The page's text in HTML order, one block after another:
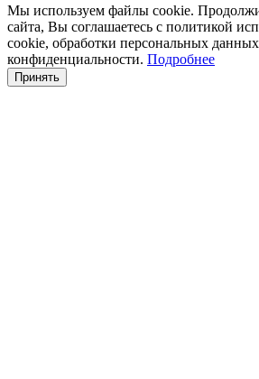
Мы используем файлы cookie.
сайта, Вы соглашаетесь с политикой
cookie, обработки персональных
конфиденциальности. Подробнее
Принять